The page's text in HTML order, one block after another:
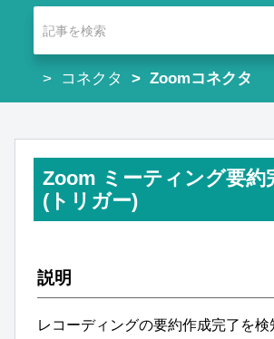
コネクタ Zoomコネクタ
Zoom ミーティング要約
(トリガー)
説明
レコーディングの要約作成完了を検